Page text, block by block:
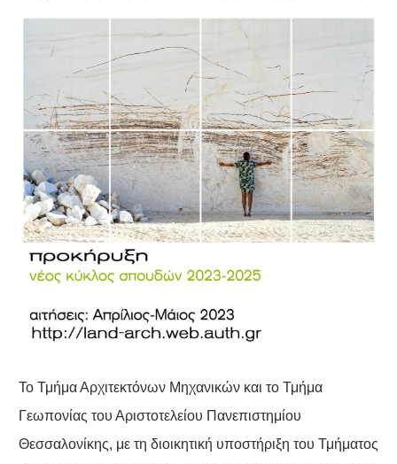
Το Τμήμα Αρχιτεκτόνων Μηχανικών και το Τμήμα
Γεωπονίας του Αριστοτελείου Πανεπιστημίου
Θεσσαλονίκης, με τη διοικητική υποστήριξη του Τμήματος